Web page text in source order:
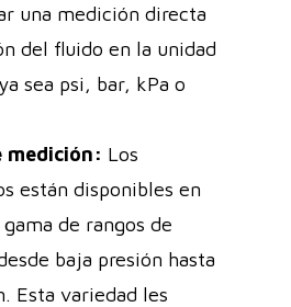
una medición directa
del fluido en la unidad
sea psi, bar, kPa o
medición: Los
están disponibles en
de rangos de
baja presión hasta
Esta variedad les